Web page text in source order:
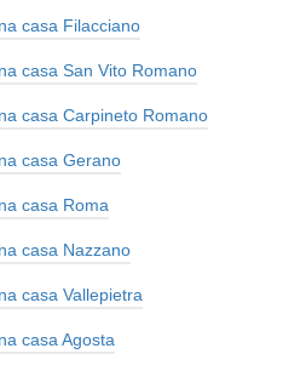
casa Filacciano
casa San Vito Romano
casa Carpineto Romano
casa Gerano
casa Roma
casa Nazzano
casa Vallepietra
casa Agosta